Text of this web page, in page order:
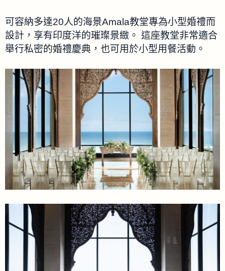
可容納多達20人的海景Amala教堂專為小型婚禮而
設計，享有印度洋的璀璨景緻。 這座教堂非常適合
舉行私密的婚禮慶典，也可用於小型用餐活動。